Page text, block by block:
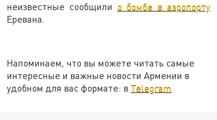
неизвестные сообщили о бомбе в аэропорту
Еревана.
Напоминаем, что вы можете читать самые
интересные и важные новости Армении в
удобном для вас формате: в Telegram